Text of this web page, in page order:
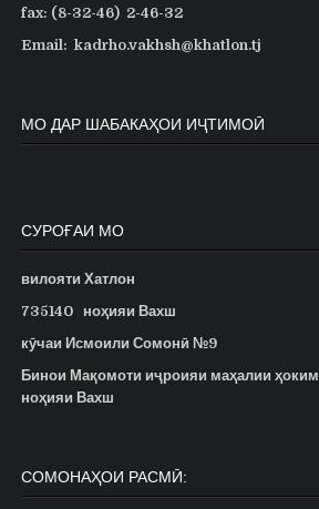
fax: (8-32-46) 2-46-32
Email: kadrho.vakhsh@khatlon.tj
МО ДАР ШАБАКАҲОИ ИҶТИМОӢ
СУРОҒАИ МО
вилояти Хатлон
735140
ноҳияи Вахш
кӯчаи Исмоили Сомонӣ №9
Бинои Мақомоти иҷроияи маҳалии
ноҳияи Вахш
СОМОНАҲОИ РАСМӢ: